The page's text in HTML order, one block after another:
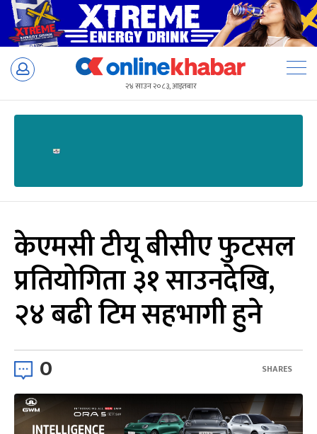
Skip
२४ साउन २०८३, आइतबार
केएमसी टीयू बीसीए फुटसल
प्रतियोगिता ३१ साउनदेखि,
२४ बढी टिम सहभागी हुने
0 SHARES